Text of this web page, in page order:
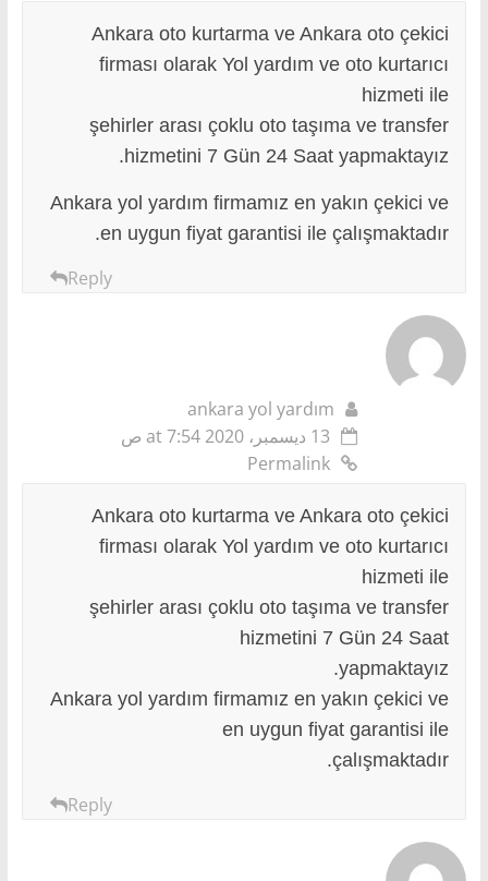
Ankara oto kurtarma ve Ankara oto çekici
firması olarak Yol yardım ve oto kurtarıcı
hizmeti ile
şehirler arası çoklu oto taşıma ve transfer
hizmetini 7 Gün 24 Saat yapmaktayız.
Ankara yol yardım firmamız en yakın çekici ve
en uygun fiyat garantisi ile çalışmaktadır.
Reply
ankara yol yardım
13 ديسمبر، 2020 at 7:54 ص
Permalink
Ankara oto kurtarma ve Ankara oto çekici
firması olarak Yol yardım ve oto kurtarıcı
hizmeti ile
şehirler arası çoklu oto taşıma ve transfer
hizmetini 7 Gün 24 Saat
yapmaktayız.
Ankara yol yardım firmamız en yakın çekici ve
en uygun fiyat garantisi ile
çalışmaktadır.
Reply